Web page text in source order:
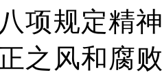
项规定精
之风和腐